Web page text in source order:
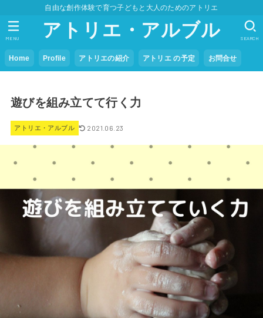
自由な創作体験で育つ子どもと大人のためのアトリエ
アトリエ・アルブル
Home Profile アトリエの紹介 アトリエ の予定 お問合せ
SEARCH
MENU
遊びを組み立てて行く力
アトリエ・アルブル 2021.06.23